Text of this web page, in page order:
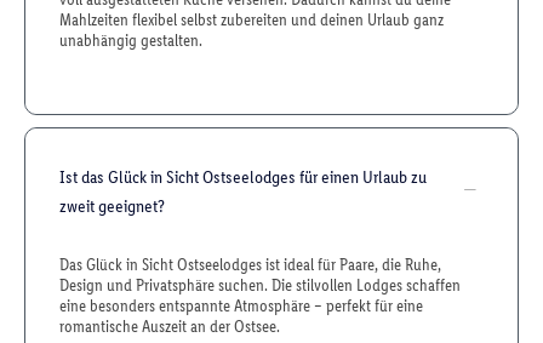
Mahlzeiten flexibel selbst zubereiten und deinen Urlaub ganz
unabhängig gestalten.
Ist das Glück in Sicht Ostseelodges für einen Urlaub zu
zweit geeignet?
Das Glück in Sicht Ostseelodges ist ideal für Paare, die Ruhe,
Design und Privatsphäre suchen. Die stilvollen Lodges schaffen
eine besonders entspannte Atmosphäre – perfekt für eine
romantische Auszeit an der Ostsee.